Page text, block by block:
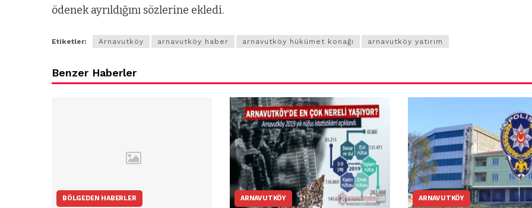
ödenek ayrıldığını sözlerine ekledi.
Etiketler: Arnavutköy arnavutköy haber arnavutköy hükümet konağı arnavutköy yatırım
Benzer Haberler
BÖLGEDEN HABERLER ARNAVUTKÖY ARNAVUTKÖY